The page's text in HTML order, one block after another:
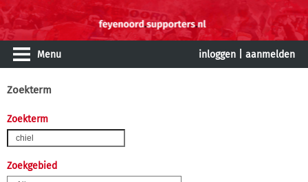
Menu inloggen aanmelden
Zoekterm
Zoekterm
Zoekgebied